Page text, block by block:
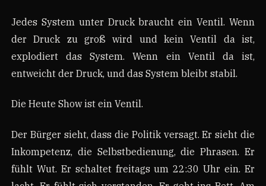
Jedes System unter Druck braucht ein Ventil. Wenn
der Druck zu groß wird und kein Ventil da ist,
explodiert das System. Wenn ein Ventil da ist,
entweicht der Druck, und das System bleibt stabil.
Die Heute Show ist ein Ventil.
Der Bürger sieht, dass die Politik versagt. Er sieht die
Inkompetenz, die Selbstbedienung, die Phrasen. Er
fühlt Wut. Er schaltet freitags um 22:30 Uhr ein. Er